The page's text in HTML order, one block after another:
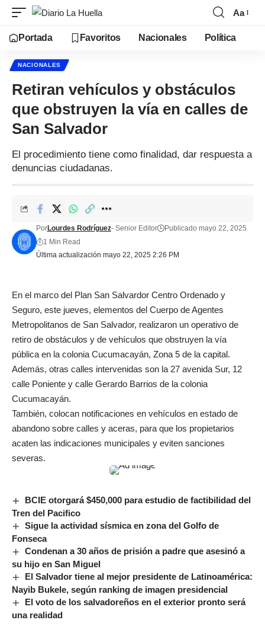
Aa
Portada Favoritos Nacionales Política
NACIONALES
Retiran vehículos y obstáculos
que obstruyen la vía en calles de
San Salvador
El procedimiento tiene como finalidad, dar respuesta a
denuncias ciudadanas.
Última actualización mayo 22, 2025 2:26 PM
PorLourdes Rodríguez- Senior Editor
Publicado mayo 22, 2025
1 Min Read
En el marco del Plan San Salvardor Centro Ordenado y
Seguro, este jueves, elementos del Cuerpo de Agentes
Metropolitanos de San Salvador, realizaron un operativo de
retiro de obstáculos y de vehículos que obstruyen la vía
pública en la colonia Cucumacayán, Zona 5 de la capital.
Además, otras calles intervenidas son la 27 avenida Sur, 12
calle Poniente y calle Gerardo Barrios de la colonia
Cucumacayán.
También, colocan notificaciones en vehículos en estado de
abandono sobre calles y aceras, para que los propietarios
acaten las indicaciones municipales y eviten sanciones
severas.
BCIE otorgará $450,000 para estudio de factibilidad del
Tren del Pacifico
Sigue la actividad sísmica en zona del Golfo de
Fonseca
Condenan a 30 años de prisión a padre que asesinó a
su hijo en San Miguel
El Salvador tiene al mejor presidente de Latinoamérica:
Nayib Bukele, según ranking de imagen presidencial
El voto de los salvadoreños en el exterior pronto será
una realidad